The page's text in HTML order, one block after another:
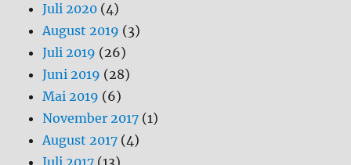
Juli 2020 (4)
August 2019 (3)
Juli 2019 (26)
Juni 2019 (28)
Mai 2019 (6)
November 2017 (1)
August 2017 (4)